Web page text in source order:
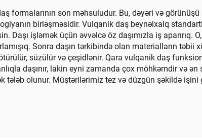
son məhsuludur. Bu, dəyəri və görünüşü
birləşməsidir. Vulqanik daş beynəlxalq
Daşı işləmək üçün əvvəlcə öz daşımızla iş aparırıq.
Sonra daşın tərkibində olan materialların təbii
süzülür və çeşidlənir. Qara vulqanik daş
daşınır, lakin eyni zamanda çox möhkəmdir və
tələb olunur. Müştərilərimiz tez və düzgün şəkildə